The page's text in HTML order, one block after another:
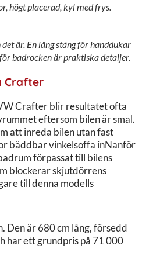
högt placerad, kyl med frys.
är. En lång stång för handdukar
badrocken är praktiska detaljer.
Crafter
Crafter blir resultatet ofta
eftersom bilen är smal.
att inreda bilen utan fast
bäddbar vinkelsoffa inNanför
förpassat till bilens
blockerar skjutdörrens
till denna modells
Den är 680 cm lång, försedd
har ett grundpris på 71 000